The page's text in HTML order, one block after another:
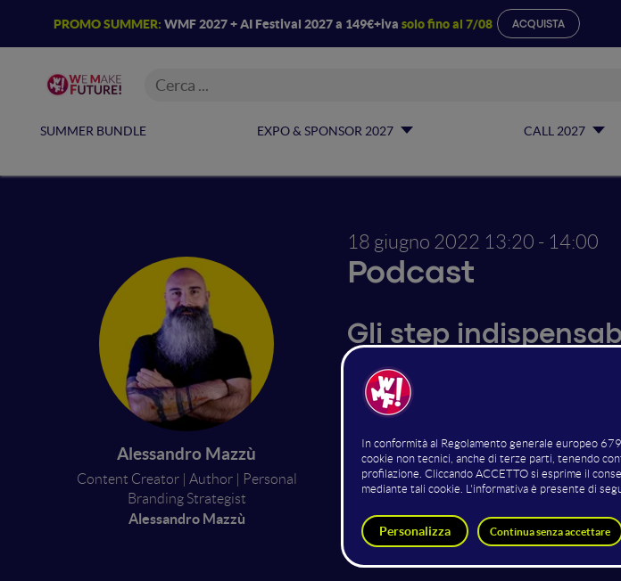
PROMO SUMMER: WMF 2027 + AI Festival 2027 a 149€+iva solo fino al 7/08 ACQUISTA
SUMMER BUNDLE EXPO & SPONSOR 2027 CALL 2027
Alessandro Mazzù
Content Creator | Author | Personal
Branding Strategist
Alessandro Mazzù
18 giugno 2022 13:20 - 14:00
Podcast
Gli step
Per creare un 'podcast di successo'
pubblicazione/distribuzione,
realtà merita tanta attenzione,
respirazione, una buona dizione, etc.
migliorare il personal branding del
successo' devi pianificare,
stiamo parlando di marketing.